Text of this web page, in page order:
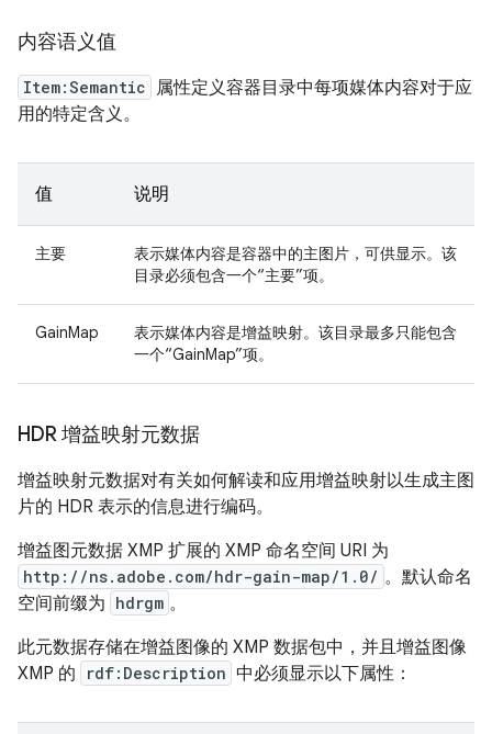
内容语义值
Item:Semantic
属性定义容器目录中每项媒体内容对于应
用的特定含义。
值 说明
主要
表示媒体内容是容器中的主图片，可供显示。该
目录必须包含一个“主要”项。
GainMap
表示媒体内容是增益映射。该目录最多只能包含
一个“GainMap”项。
HDR 增益映射元数据
增益映射元数据对有关如何解读和应用增益映射以生成主图
片的 HDR 表示的信息进行编码。
增益图元数据 XMP 扩展的 XMP 命名空间 URI 为
http://ns.adobe.com/hdr-gain-map/1.0/ 。默认命名
空间前缀为 hdrgm 。
此元数据存储在增益图像的 XMP 数据包中，并且增益图像
XMP 的
rdf:Description 中必须显示以下属性：